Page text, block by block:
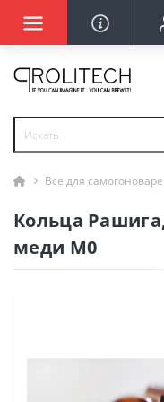
Все для
Кольца
меди М0